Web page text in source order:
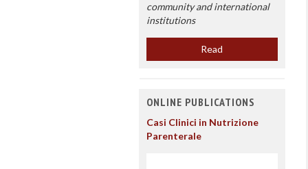
community and international
institutions
Read
ONLINE PUBLICATIONS
Casi Clinici in Nutrizione
Parenterale